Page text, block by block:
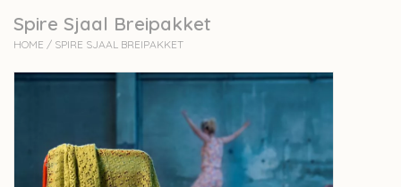
Accessoires
workshops
Solden
Spire Sjaal Breipakket
HOME / SPIRE SJAAL BREIPAKKET